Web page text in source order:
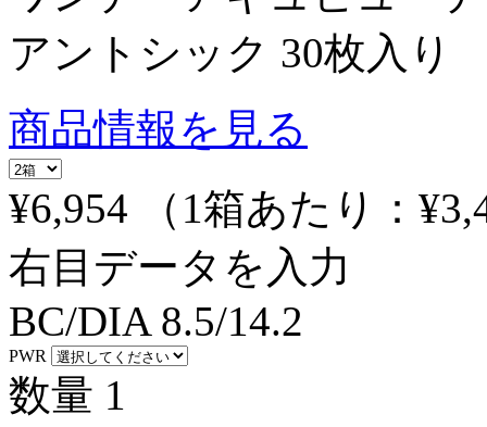
アントシック 30枚入り
商品情報を見る
¥6,954
（1箱あたり：
右目データを入力
BC/DIA 8.5/14.2
PWR
数量 1